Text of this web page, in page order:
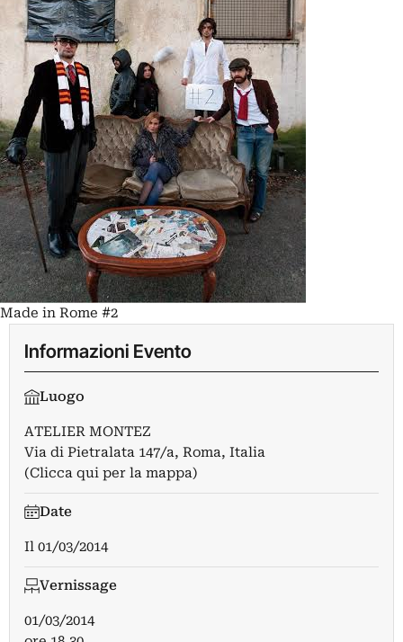
Made in Rome #2
Informazioni Evento
Luogo
ATELIER MONTEZ
Via di Pietralata 147/a, Roma, Italia
(Clicca qui per la mappa)
Date
Il 01/03/2014
Vernissage
01/03/2014